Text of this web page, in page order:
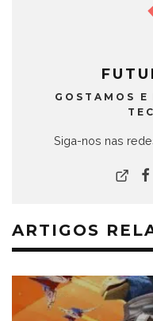
GOSTAMOS E
Siga-nos nas
ARTIGOS